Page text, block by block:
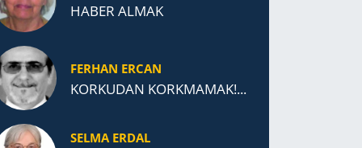
HABER ALMAK
FERHAN ERCAN
KORKUDAN KORKMAMAK!...
SELMA ERDAL